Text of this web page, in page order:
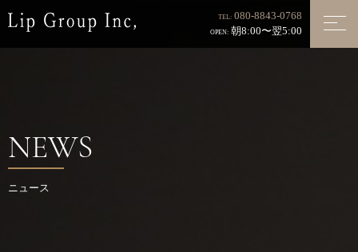
TEL: 080-8843-0768
OPEN: 朝8:00〜翌5:00
NEWS
ニュース